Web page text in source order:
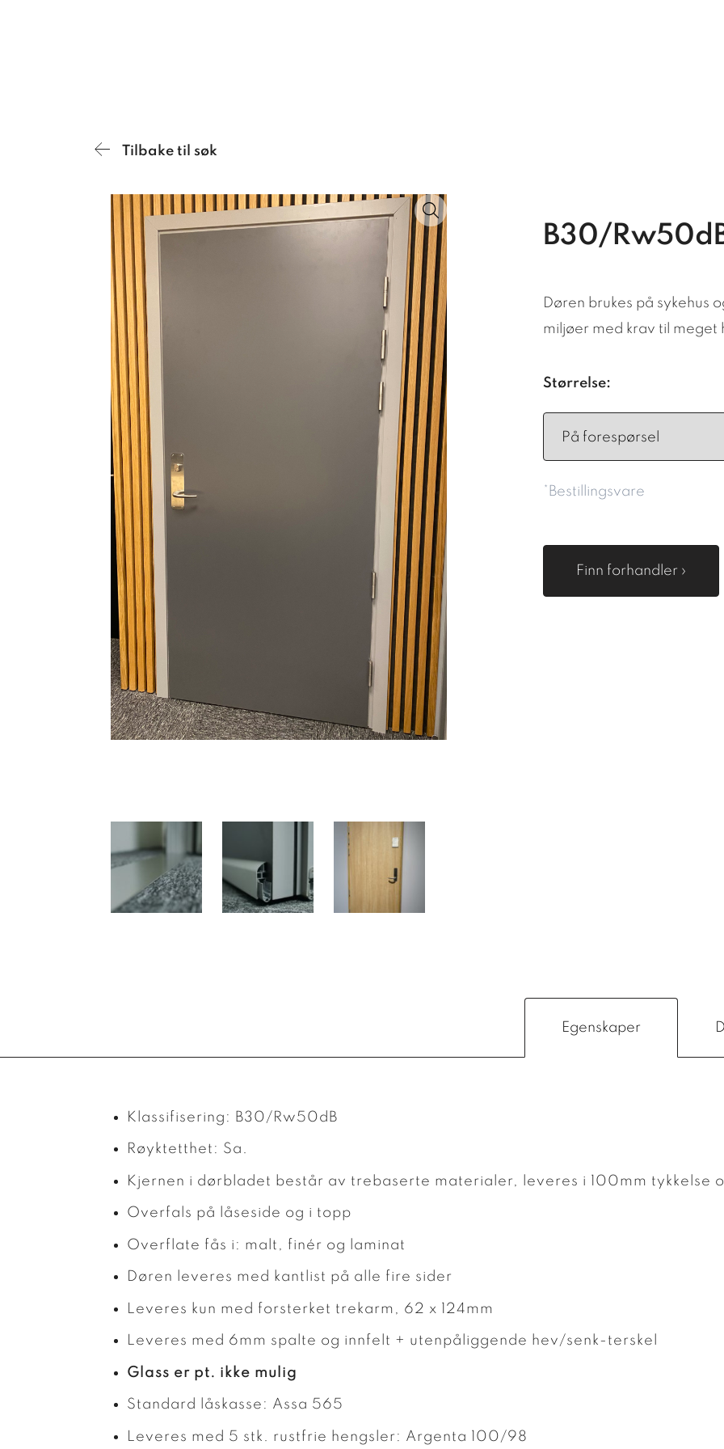
Tilbake til søk
B30/
Døren brukes på sykehus
miljøer med krav til meget
Størrelse:
*Bestillingsvare
Finn forhandler ›
Egenskaper
Klassifisering: B30/Rw50dB
Røyktetthet: Sa.
Kjernen i dørbladet består av trebaserte materialer, leveres i 100mm tykkelse
Overfals på låseside og i topp
Overflate fås i: malt, finér og laminat
Døren leveres med kantlist på alle fire sider
Leveres kun med forsterket trekarm, 62 x 124mm
Leveres med 6mm spalte og innfelt + utenpåliggende hev/senk-terskel
Glass er pt. ikke mulig
Standard låskasse: Assa 565
Leveres med 5 stk. rustfrie hengsler: Argenta 100/98